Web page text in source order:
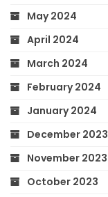
May 2024
April 2024
March 2024
February 2024
January 2024
December 2023
November 2023
October 2023